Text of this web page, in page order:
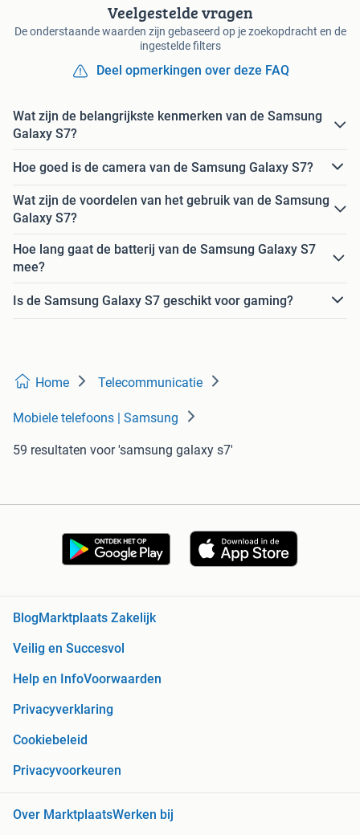
Veelgestelde vragen
De onderstaande waarden zijn gebaseerd op je zoekopdracht en de
ingestelde filters
Deel opmerkingen over deze FAQ
Wat zijn de belangrijkste kenmerken van de Samsung
Galaxy S7?
Hoe goed is de camera van de Samsung Galaxy S7?
Wat zijn de voordelen van het gebruik van de Samsung
Galaxy S7?
Hoe lang gaat de batterij van de Samsung Galaxy S7
mee?
Is de Samsung Galaxy S7 geschikt voor gaming?
Home Telecommunicatie
Mobiele telefoons | Samsung
59 resultaten voor 'samsung galaxy s7'
Blog Marktplaats Zakelijk
Veilig en Succesvol
Help en InfoVoorwaarden
Privacyverklaring
Cookiebeleid
Privacyvoorkeuren
Over MarktplaatsWerken bij